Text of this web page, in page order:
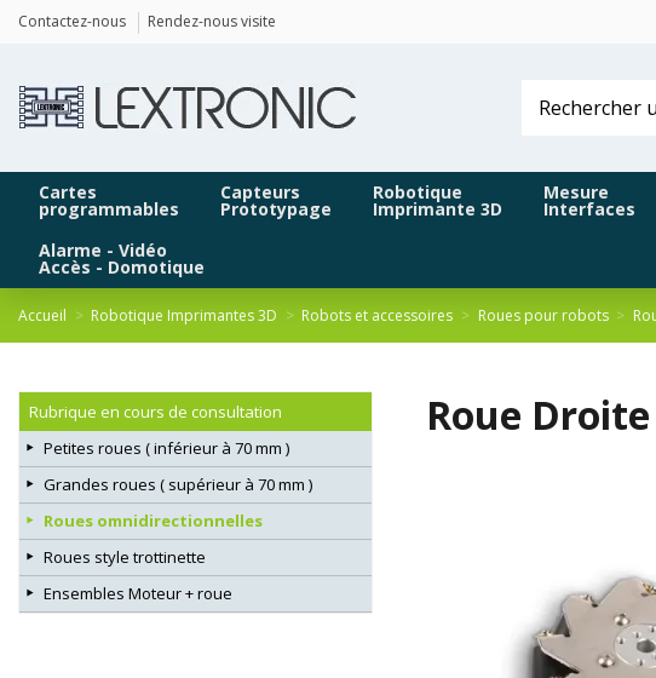
Contactez-nous Rendez-nous visite
Cartes
programmables
Capteurs
Prototypage
Robotique
Imprimante 3D
Mesure
Interfaces
Alarme - Vidéo
Accès - Domotique
Accueil Robotique Imprimantes 3D Robots et accessoires Roues pour robots
Roue
Rubrique en cours de consultation
Petites roues ( inférieur à 70 mm )
Grandes roues ( supérieur à 70 mm )
Roues omnidirectionnelles
Roues style trottinette
Ensembles Moteur + roue
Panneau de gestion des cookies